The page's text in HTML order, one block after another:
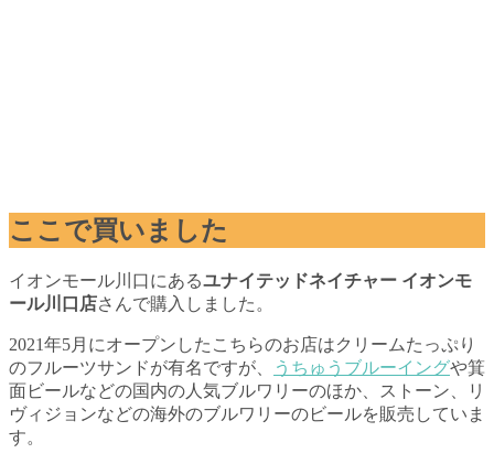
ここで買いました
イオンモール川口にあるユナイテッドネイチャー イオンモ
ール川口店さんで購入しました。
2021年5月にオープンしたこちらのお店はクリームたっぷり
のフルーツサンドが有名ですが、
うちゅうブルーイングや箕
面ビールなどの国内の人気ブルワリーのほか、ストーン、リ
ヴィジョンなどの海外のブルワリーのビールを販売していま
す。